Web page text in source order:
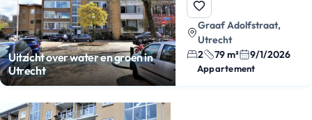
Uitzicht over water en groen in
Utrecht
Graaf Adolfstraat,
Utrecht
2
79 m² 9/1/2026
Appartement